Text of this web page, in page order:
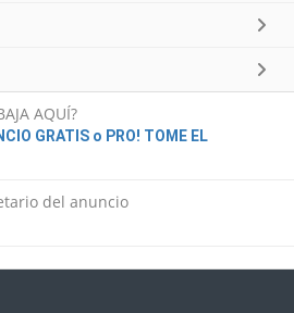
AQUÍ?
GRATIS o PRO! TOME EL
del anuncio